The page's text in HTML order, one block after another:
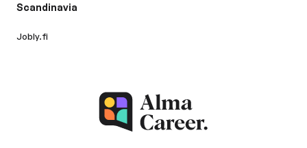
Scandinavia
Jobly.fi